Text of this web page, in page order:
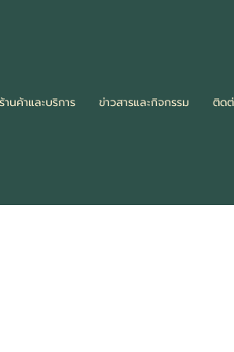
ร้านค้าและบริการ ข่าวสารและกิจกรรม ติดต่